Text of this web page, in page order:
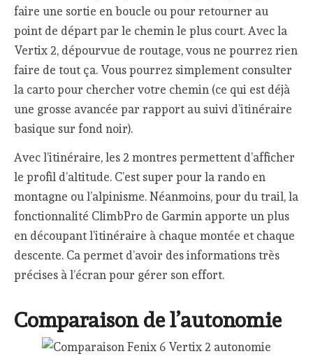
faire une sortie en boucle ou pour retourner au
point de départ par le chemin le plus court. Avec la
Vertix 2, dépourvue de routage, vous ne pourrez rien
faire de tout ça. Vous pourrez simplement consulter
la carto pour chercher votre chemin (ce qui est déjà
une grosse avancée par rapport au suivi d’itinéraire
basique sur fond noir).
Avec l’itinéraire, les 2 montres permettent d’afficher
le profil d’altitude. C’est super pour la rando en
montagne ou l’alpinisme. Néanmoins, pour du trail, la
fonctionnalité ClimbPro de Garmin apporte un plus
en découpant l’itinéraire à chaque montée et chaque
descente. Ca permet d’avoir des informations très
précises à l’écran pour gérer son effort.
Comparaison de l’autonomie